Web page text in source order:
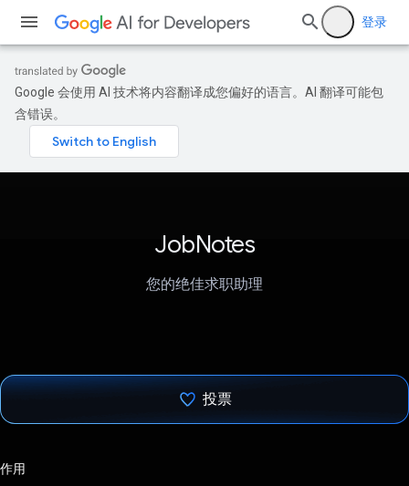
登录
Google 会使用 AI 技术将内容翻译成您偏好的语言。AI 翻译可能包
含错误。
JobNotes
您的绝佳求职助理
投票
作用